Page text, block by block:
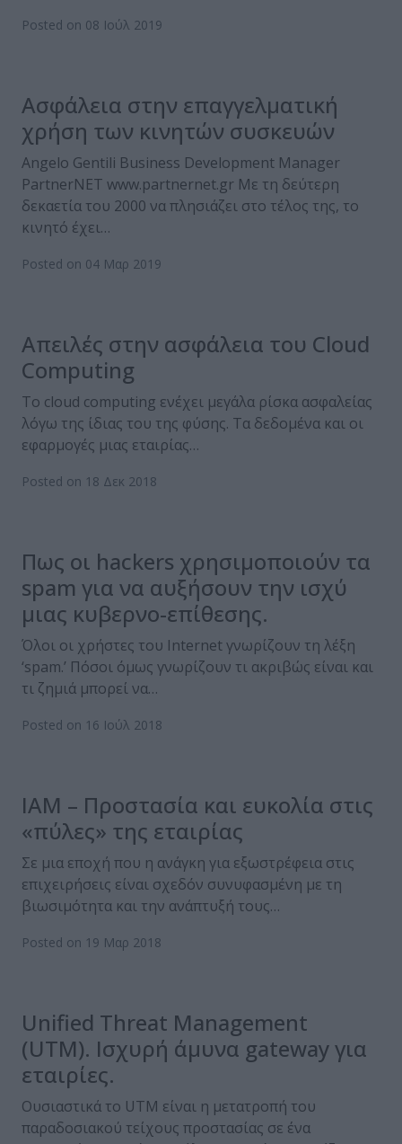
Posted on 08 Ιούλ 2019
Ασφάλεια στην επαγγελματική
χρήση των κινητών συσκευών
Angelo Gentili Business Development Manager
PartnerNET www.partnernet.gr Με τη δεύτερη
δεκαετία του 2000 να πλησιάζει στο τέλος της, το
κινητό έχει…
Posted on 04 Μαρ 2019
Απειλές στην ασφάλεια του Cloud
Computing
Το cloud computing ενέχει μεγάλα ρίσκα ασφαλείας
λόγω της ίδιας του της φύσης. Τα δεδομένα και οι
εφαρμογές μιας εταιρίας…
Posted on 18 Δεκ 2018
Πως οι hackers χρησιμοποιούν τα
spam για να αυξήσουν την ισχύ
μιας κυβερνο-επίθεσης.
Όλοι οι χρήστες του Internet γνωρίζουν τη λέξη
‘spam.’ Πόσοι όμως γνωρίζουν τι ακριβώς είναι και
τι ζημιά μπορεί να…
Posted on 16 Ιούλ 2018
IAM – Προστασία και ευκολία στις
«πύλες» της εταιρίας
Σε μια εποχή που η ανάγκη για εξωστρέφεια στις
επιχειρήσεις είναι σχεδόν συνυφασμένη με τη
βιωσιμότητα και την ανάπτυξή τους…
Posted on 19 Μαρ 2018
Unified Threat Management
(UTM). Ισχυρή άμυνα gateway για
εταιρίες.
Ουσιαστικά το UTM είναι η μετατροπή του
παραδοσιακού τείχους προστασίας σε ένα